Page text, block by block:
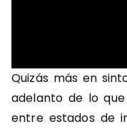
Quizás más en
adelanto de lo
entre estados de